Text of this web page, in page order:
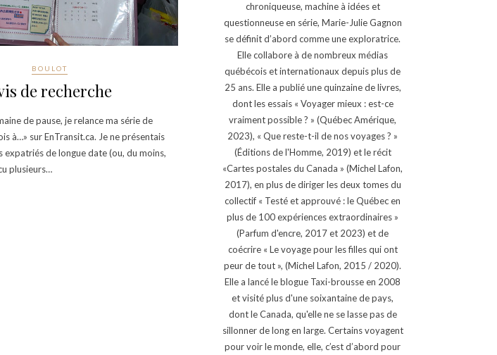
BOULOT
de recherche
de pause, je relance ma série de
à…» sur EnTransit.ca. Je ne présentais
expatriés de longue date (ou, du moins,
plusieurs…
chroniqueuse, machine à idées et
questionneuse en série, Marie-Julie Gagnon
se définit d’abord comme une exploratrice.
Elle collabore à de nombreux médias
québécois et internationaux depuis plus de
25 ans. Elle a publié une quinzaine de livres,
dont les essais « Voyager mieux : est-ce
vraiment possible ? » (Québec Amérique,
2023), « Que reste-t-il de nos voyages ? »
(Éditions de l'Homme, 2019) et le récit
«Cartes postales du Canada » (Michel Lafon,
2017), en plus de diriger les deux tomes du
collectif « Testé et approuvé : le Québec en
plus de 100 expériences extraordinaires »
(Parfum d'encre, 2017 et 2023) et de
coécrire « Le voyage pour les filles qui ont
peur de tout », (Michel Lafon, 2015 / 2020).
Elle a lancé le blogue Taxi-brousse en 2008
et visité plus d'une soixantaine de pays,
dont le Canada, qu'elle ne se lasse pas de
sillonner de long en large. Certains voyagent
pour voir le monde, elle, c’est d’abord pour